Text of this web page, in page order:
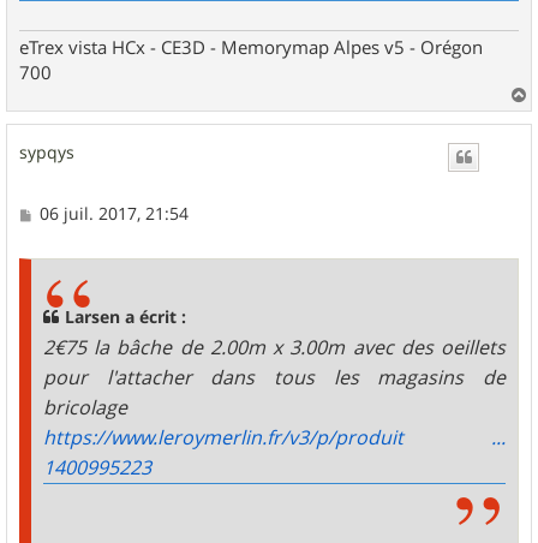
eTrex vista HCx - CE3D - Memorymap Alpes v5 - Orégon
700
a
sypqys
M
06 juil. 2017, 21:54
Larsen a écrit :
2€75 la bâche de 2.00m x 3.00m avec des oeillets
pour l'attacher dans tous les magasins de
bricolage
https://www.leroymerlin.fr/v3/p/produit ...
1400995223